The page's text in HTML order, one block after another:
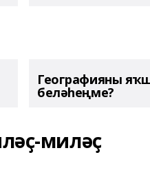
Географияны
беләһеңме?
миләҫ